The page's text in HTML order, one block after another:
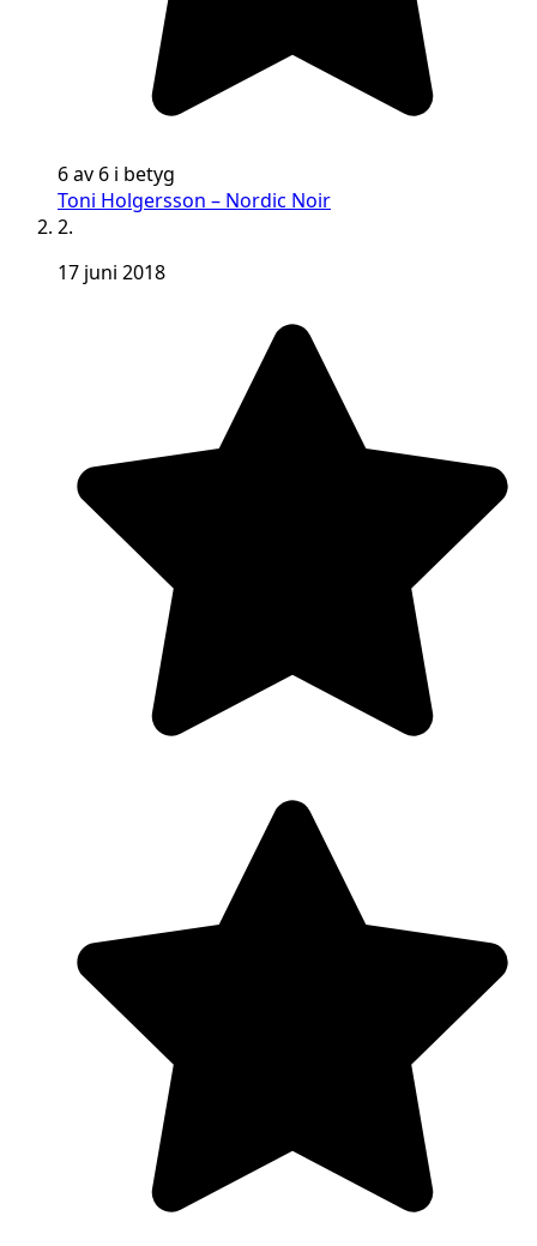
6 av 6 i betyg
Toni Holgersson – Nordic Noir
2.
17 juni 2018